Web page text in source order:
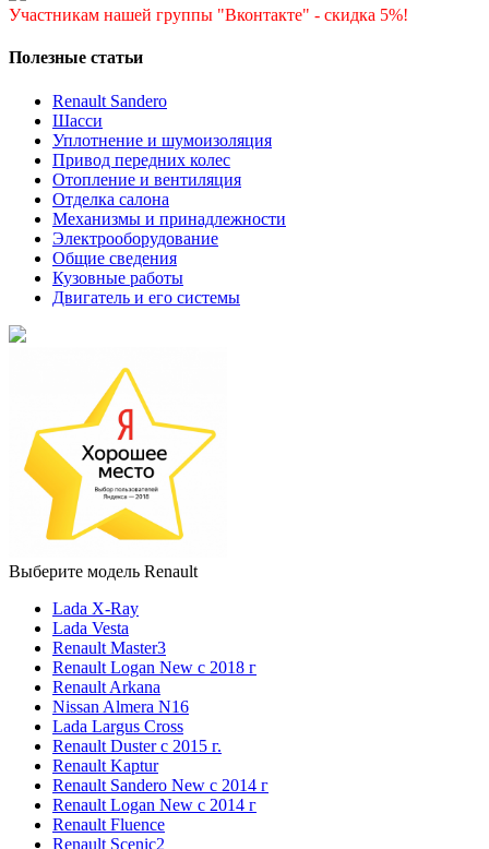
Участникам нашей группы "Вконтакте" - скидка 5%!
Полезные статьи
Renault Sandero
Шасси
Уплотнение и шумоизоляция
Привод передних колес
Отопление и вентиляция
Отделка салона
Механизмы и принадлежности
Электрооборудование
Общие сведения
Кузовные работы
Двигатель и его системы
Выберите модель Renault
Lada X-Ray
Lada Vesta
Renault Master3
Renault Logan New с 2018 г
Renault Arkana
Nissan Almera N16
Lada Largus Cross
Renault Duster с 2015 г.
Renault Kaptur
Renault Sandero New с 2014 г
Renault Logan New с 2014 г
Renault Fluence
Renault Scenic2